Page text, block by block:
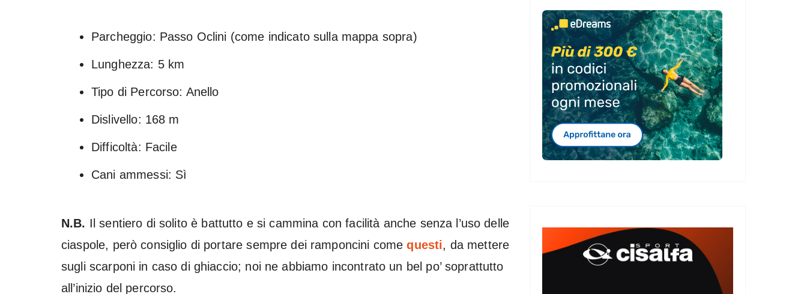
Parcheggio: Passo Oclini (come indicato sulla mappa sopra)
Lunghezza: 5 km
Tipo di Percorso: Anello
Dislivello: 168 m
Difficoltà: Facile
Cani ammessi: Sì
N.B. Il sentiero di solito è battutto e si cammina con facilità anche senza l’uso delle
ciaspole, però consiglio di portare sempre dei ramponcini comequesti, da mettere
sugli scarponi in caso di ghiaccio; noi ne abbiamo incontrato un bel po’ soprattutto
all’inizio del percorso.